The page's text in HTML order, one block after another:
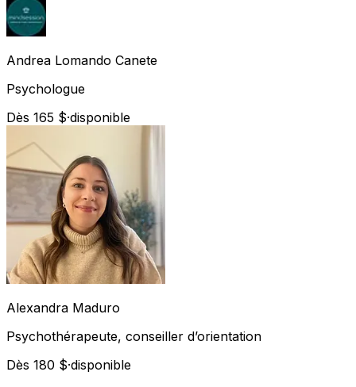
Andrea Lomando Canete
Psychologue
Dès 165 $·disponible
Alexandra Maduro
Psychothérapeute, conseiller d’orientation
Dès 180 $·disponible